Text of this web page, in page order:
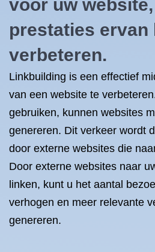
voor uw
prestaties ervan
verbeteren.
Linkbuilding is een effectief
van een website te
gebruiken, kunnen websites
genereren. Dit verkeer wordt
door externe websites die
Door externe websites naar
linken, kunt u het aantal
verhogen en meer relevante
genereren.